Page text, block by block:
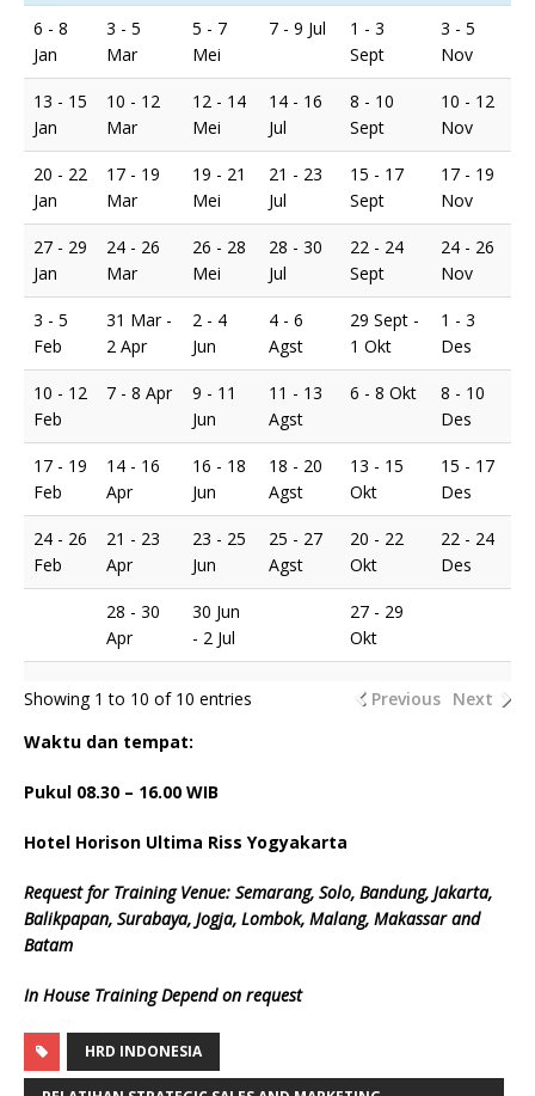
6 - 8
Jan
3 - 5
Mar
5 - 7
Mei
7 - 9 Jul
1 - 3
Sept
3 - 5
Nov
13 - 15
Jan
10 - 12
Mar
12 - 14
Mei
14 - 16
Jul
8 - 10
Sept
10 - 12
Nov
20 - 22
Jan
17 - 19
Mar
19 - 21
Mei
21 - 23
Jul
15 - 17
Sept
17 - 19
Nov
27 - 29
Jan
24 - 26
Mar
26 - 28
Mei
28 - 30
Jul
22 - 24
Sept
24 - 26
Nov
3 - 5
Feb
31 Mar -
2 Apr
2 - 4
Jun
4 - 6
Agst
29 Sept -
1 Okt
1 - 3
Des
10 - 12
Feb
7 - 8 Apr
9 - 11
Jun
11 - 13
Agst
6 - 8 Okt
8 - 10
Des
17 - 19
Feb
14 - 16
Apr
16 - 18
Jun
18 - 20
Agst
13 - 15
Okt
15 - 17
Des
24 - 26
Feb
21 - 23
Apr
23 - 25
Jun
25 - 27
Agst
20 - 22
Okt
22 - 24
Des
28 - 30
Apr
30 Jun
- 2 Jul
27 - 29
Okt
Showing 1 to 10 of 10 entries Previous Next
Waktu dan tempat:
Pukul 08.30 – 16.00 WIB
Hotel Horison Ultima Riss Yogyakarta
Request for Training Venue: Semarang, Solo, Bandung, Jakarta,
Balikpapan, Surabaya, Jogja, Lombok, Malang, Makassar and
Batam
In House Training Depend on request
HRD INDONESIA